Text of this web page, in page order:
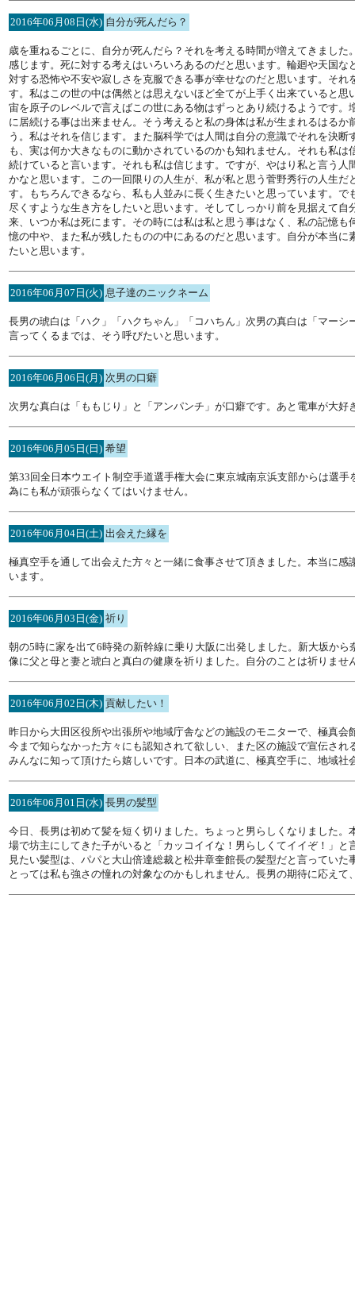
2016年06月08日(水) 自分が死んだら？
歳を重ねるごとに、自分が死んだら？それを考える時間が増えてきまし
感じます。死に対する考えはいろいろあるのだと思います。輪廻や天国
対する恐怖や不安や寂しさを克服できる事が幸せなのだと思います。そ
す。私はこの世の中は偶然とは思えないほど全てが上手く出来ていると
宙を原子のレベルで言えばこの世にある物はずっとあり続けるようです
に居続ける事は出来ません。そう考えると私の身体は私が生まれるはる
う。私はそれを信じます。また脳科学では人間は自分の意識でそれを決
も、実は何か大きなものに動かされているのかも知れません。それも私
続けていると言います。それも私は信じます。ですが、やはり私と言う
かなと思います。この一回限りの人生が、私が私と思う菅野秀行の人生
す。もちろんできるなら、私も人並みに長く生きたいと思っています。
尽くすような生き方をしたいと思います。そしてしっかり前を見据えて
来、いつか私は死にます。その時には私は私と思う事はなく、私の記憶
憶の中や、また私が残したものの中にあるのだと思います。自分が本当
たいと思います。
2016年06月07日(火) 息子達のニックネーム
長男の琥白は「ハク」「ハクちゃん」「コハちん」次男の真白は「マー
言ってくるまでは、そう呼びたいと思います。
2016年06月06日(月) 次男の口癖
次男な真白は「ももじり」と「アンパンチ」が口癖です。あと電車が大
2016年06月05日(日) 希望
第33回全日本ウエイト制空手道選手権大会に東京城南京浜支部からは選
為にも私が頑張らなくてはいけません。
2016年06月04日(土) 出会えた縁を
極真空手を通して出会えた方々と一緒に食事させて頂きました。本当に
います。
2016年06月03日(金) 祈り
朝の5時に家を出て6時発の新幹線に乗り大阪に出発しました。新大坂か
像に父と母と妻と琥白と真白の健康を祈りました。自分のことは祈りま
2016年06月02日(木) 貢献したい！
昨日から大田区役所や出張所や地域庁舎などの施設のモニターで、極真
今まで知らなかった方々にも認知されて欲しい、また区の施設で宣伝さ
みんなに知って頂けたら嬉しいです。日本の武道に、極真空手に、地域
2016年06月01日(水) 長男の髪型
今日、長男は初めて髪を短く切りました。ちょっと男らしくなりました
場で坊主にしてきた子がいると「カッコイイな！男らしくてイイぞ！」
見たい髪型は、パパと大山倍達総裁と松井章奎館長の髪型だと言ってい
とっては私も強さの憧れの対象なのかもしれません。長男の期待に応え